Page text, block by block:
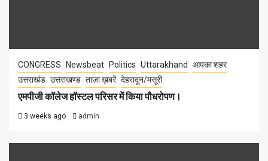
CONGRESS Newsbeat Politics Uttarakhand
आपका शहर
उत्तराखंड उत्तराखण्ड ताज़ा ख़बरें देहरादून/मसूरी
एमपीजी कॉलेज हॉस्टल परिसर में किया पौधरोपण।
3 weeks ago admin